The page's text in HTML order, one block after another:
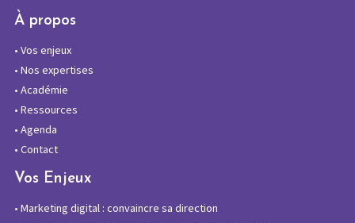
À propos
• Vos enjeux
• Nos expertises
• Académie
• Ressources
• Agenda
• Contact
Vos Enjeux
• Marketing digital : convaincre sa direction